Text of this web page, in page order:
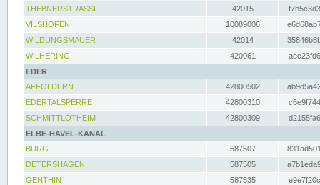
THEBNERSTRASSL
42015
VILSHOFEN
10089006
WILDUNGSMAUER
42014
WILHERING
420061
EDER
AFFOLDERN
42800502
EDERTALSPERRE
42800310
SCHMITTLOTHEIM
42800309
ELBE-HAVEL-KANAL
BURG
587507
DETERSHAGEN
587505
GENTHIN
587535